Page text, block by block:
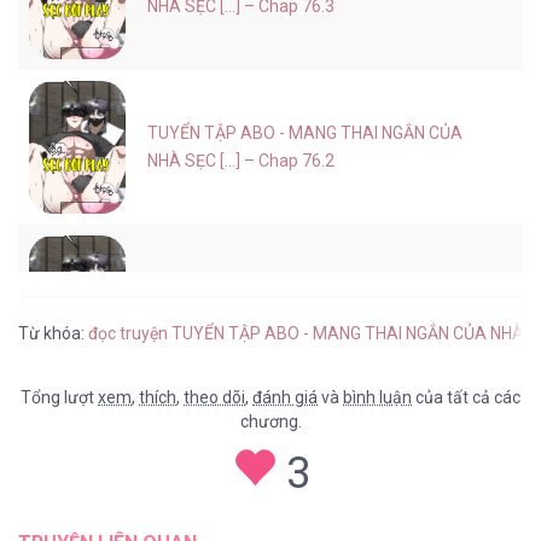
NHÀ SẸC [...] – Chap 76.3
TUYỂN TẬP ABO - MANG THAI NGẮN CỦA
NHÀ SẸC [...] – Chap 76.2
NHÀ SẸC [...] – Chap 75.8
Từ khóa: đọc truyện TUYỂN TẬP ABO - MANG THAI NGẮN CỦA NHÀ
Tổng lượtxem, thích, theo dõi, đánh giá và bình luận của tất cả các
chương.
3